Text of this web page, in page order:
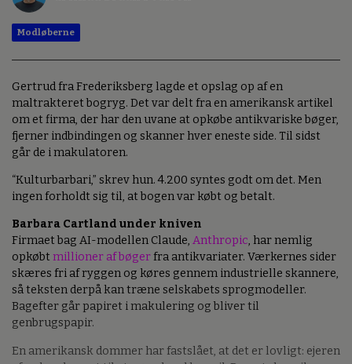
Modløberne
Gertrud fra Frederiksberg lagde et opslag op af en
maltrakteret bogryg. Det var delt fra en amerikansk artikel
om et firma, der har den uvane at opkøbe antikvariske bøger,
fjerner indbindingen og skanner hver eneste side. Til sidst
går de i makulatoren.
“Kulturbarbari,” skrev hun. 4.200 syntes godt om det. Men
ingen forholdt sig til, at bogen var købt og betalt.
Barbara Cartland under kniven
Firmaet bag AI-modellen Claude, Anthropic, har nemlig
opkøbt millioner af bøgerfra antikvariater. Værkernes sider
skæres fri af ryggen og køres gennem industrielle skannere,
så teksten derpå kan træne selskabets sprogmodeller.
Bagefter går papiret i makulering og bliver til
genbrugspapir.
En amerikansk dommer har fastslået, at det er lovligt: ejeren